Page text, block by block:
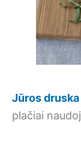
Jūros druska
plačiai